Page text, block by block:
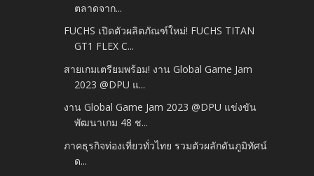
ตลาดจาก...
FUCHS เปิดตัวผลิตภัณฑ์ใหม่! FUCHS TITAN
GT1 FLEX C...
สายเกมเตรียมพร้อม! งาน Global Game Jam
2023 @DPU แ...
งาน Global Game Jam 2023 @DPU แข่งขัน
พัฒนาเกม 48 ช...
ภาคธุรกิจท่องเที่ยวทั่วไทย รวมตัวผลักดันภูมิทัศน์
ด...